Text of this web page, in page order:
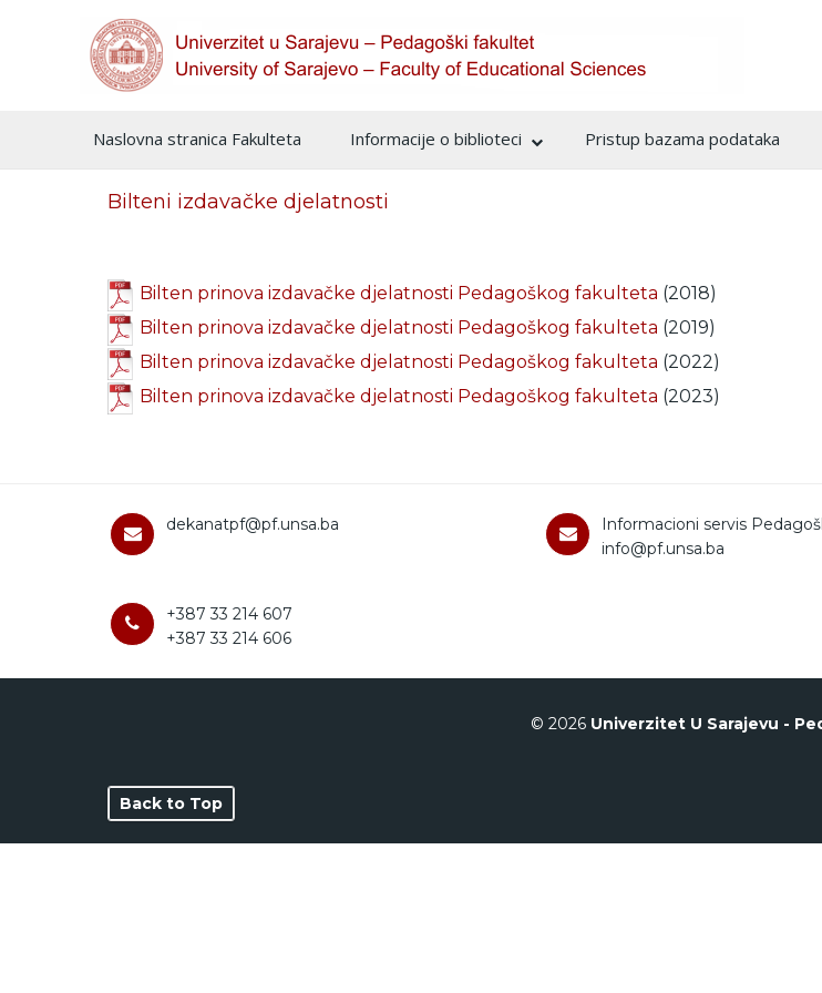
Naslovna stranica Fakulteta Informacije o biblioteci Pristup bazama podataka
Bilteni izdavačke djelatnosti
Bilten prinova izdavačke djelatnosti Pedagoškog fakulteta (2018)
Bilten prinova izdavačke djelatnosti Pedagoškog fakulteta (2019)
Bilten prinova izdavačke djelatnosti Pedagoškog fakulteta (2022)
Bilten prinova izdavačke djelatnosti Pedagoškog fakulteta (2023)
dekanatpf@pf.unsa.ba
Informacioni servis
info@pf.unsa.ba
+387 33 214 607
+387 33 214 606
© 2026 Univerzitet U Sarajevu -
Back to Top